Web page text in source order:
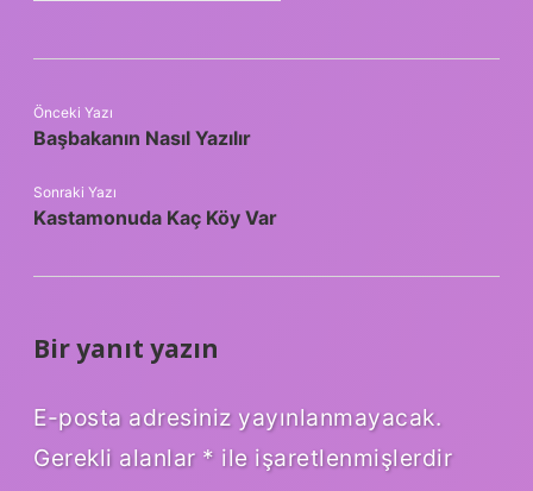
Önceki Yazı
Başbakanın Nasıl Yazılır
Sonraki Yazı
Kastamonuda Kaç Köy Var
Bir yanıt yazın
E-posta adresiniz yayınlanmayacak.
Gerekli alanlar * ile işaretlenmişlerdir